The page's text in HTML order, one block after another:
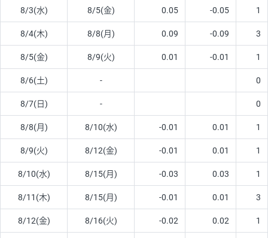
8/3(水) 8/5(金) 0.05 -0.05 1
8/4(木) 8/8(月) 0.09 -0.09 3
8/5(金) 8/9(火) 0.01 -0.01 1
8/6(土) - 0
8/7(日) - 0
8/8(月) 8/10(水) -0.01 0.01 1
8/9(火) 8/12(金) -0.01 0.01 1
8/10(水) 8/15(月) -0.03 0.03 1
8/11(木) 8/15(月) -0.01 0.01 3
8/12(金) 8/16(火) -0.02 0.02 1